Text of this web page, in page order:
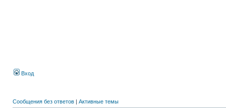
Вход
Сообщения без ответов | Активные темы